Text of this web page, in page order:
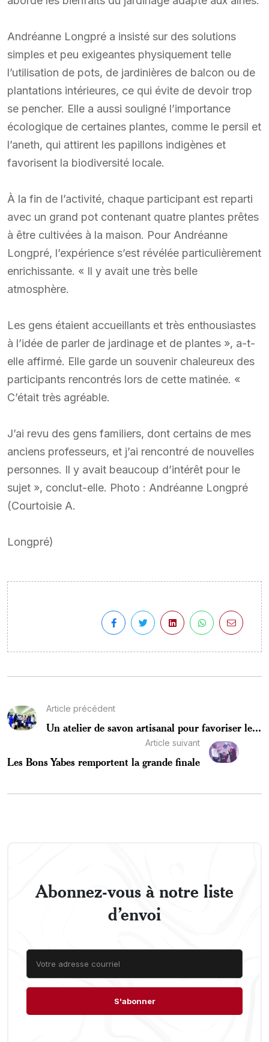
Andréanne Longpré a insisté sur des solutions
simples et peu exigeantes physiquement telle
l’utilisation de pots, de jardinières de balcon ou de
plantations intérieures, ce qui évite de devoir trop
se pencher. Elle a aussi souligné l’importance
écologique de certaines plantes, comme le persil et
l’aneth, qui attirent les papillons indigènes et
favorisent la biodiversité locale.
À la fin de l’activité, chaque participant est reparti
avec un grand pot contenant quatre plantes prêtes
à être cultivées à la maison. Pour Andréanne
Longpré, l’expérience s’est révélée particulièrement
enrichissante. « Il y avait une très belle
atmosphère.
Les gens étaient accueillants et très enthousiastes
à l’idée de parler de jardinage et de plantes », a-t-
elle affirmé. Elle garde un souvenir chaleureux des
participants rencontrés lors de cette matinée. «
C’était très agréable.
J’ai revu des gens familiers, dont certains de mes
anciens professeurs, et j’ai rencontré de nouvelles
personnes. Il y avait beaucoup d’intérêt pour le
sujet », conclut-elle. Photo : Andréanne Longpré
(Courtoisie A.
Longpré)
Article précédent
Un atelier de savon artisanal pour favoriser le...
Article suivant
Les Bons Yabes remportent la grande finale
Abonnez-vous à notre liste
d’envoi